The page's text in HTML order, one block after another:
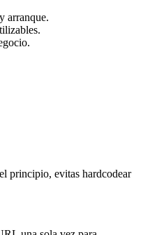
arranque.
principio, evitas hardcodear